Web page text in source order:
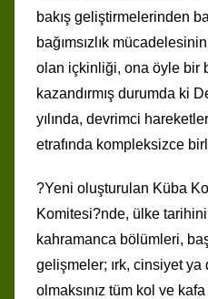
bakış geliştirmelerinden
bağımsızlık
olan içkinliği, ona öyle bir
kazandırmış durumda ki
yılında, devrimci
etrafında kompleksizce
?Yeni oluşturulan Küba
Komitesi?nde, ülke
kahramanca bölümleri,
gelişmeler; ırk, cinsiyet ya
olmaksınız tüm kol ve